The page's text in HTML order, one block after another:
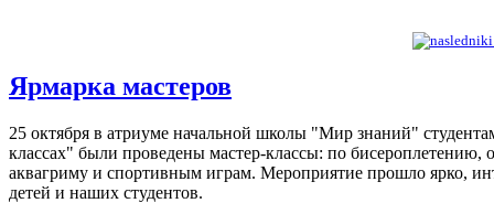
Ярмарка мастеров
25 октября в атриуме начальной школы "Мир знаний"
классах" были проведены мастер-классы: по
аквагриму и спортивным играм. Мероприятие прошло ярко,
детей и наших студентов.